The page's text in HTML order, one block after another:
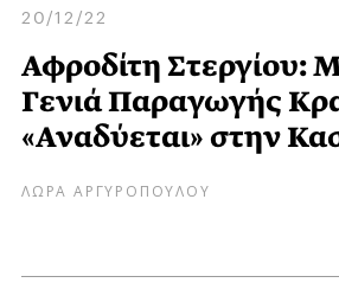
20/12/22
Αφροδίτη Στεργίου:
Γενιά Παραγωγής
«Αναδύεται» στην
ΛΩΡΑ ΑΡΓΥΡΟΠΟΥΛΟΥ